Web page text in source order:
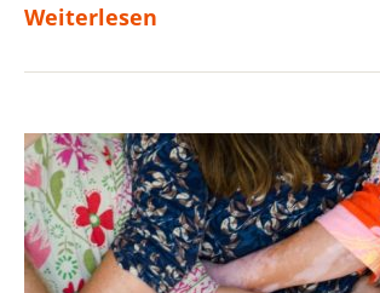
Weiterlesen